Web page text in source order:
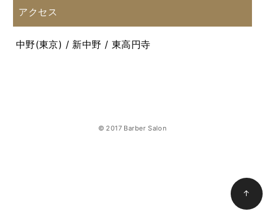
アクセス
中野(東京) / 新中野 / 東高円寺
© 2017 Barber Salon
↑